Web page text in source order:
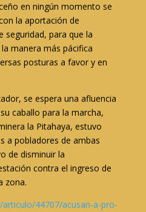
en ningún momento se
la aportación de
seguridad, para que la
manera más pácifica
posturas a favor y en
se espera una afluencia
caballo para la marcha,
la Pitahaya, estuvo
a pobladores de ambas
de disminuir la
contra el ingreso de
zona.
44707/acusan-a-pro-